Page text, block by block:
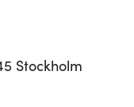
Stockholm